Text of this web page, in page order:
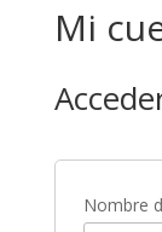
Mi
Nombre